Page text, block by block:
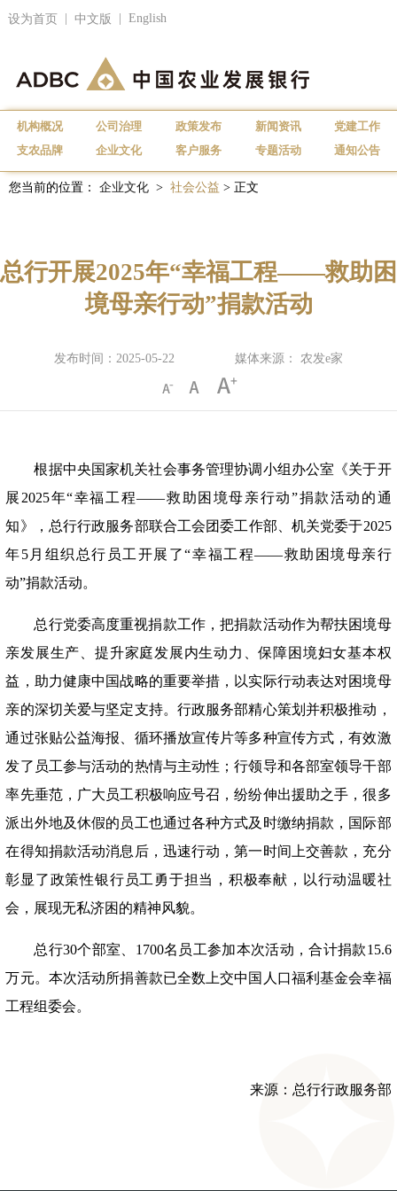
设为首页 中文版 English
机构概况 公司治理 政策发布 新闻资讯
党建工作
支农品牌
企业文化 客户服务 专题活动 通知公告
您当前的位置： 企业文化 > 社会公益 > 正文
总行开展2025年“幸福工程——救助困
境母亲行动”捐款活动
发布时间：2025-05-22 媒体来源： 农发e家
根据中央国家机关社会事务管理协调小组办公室《关于开
展2025年“幸福工程——救助困境母亲行动”捐款活动的通
知》，总行行政服务部联合工会团委工作部、机关党委于2025
年5月组织总行员工开展了“幸福工程——救助困境母亲行
动”捐款活动。
总行党委高度重视捐款工作，把捐款活动作为帮扶困境母
亲发展生产、提升家庭发展内生动力、保障困境妇女基本权
益，助力健康中国战略的重要举措，以实际行动表达对困境母
亲的深切关爱与坚定支持。行政服务部精心策划并积极推动，
通过张贴公益海报、循环播放宣传片等多种宣传方式，有效激
发了员工参与活动的热情与主动性；行领导和各部室领导干部
率先垂范，广大员工积极响应号召，纷纷伸出援助之手，很多
派出外地及休假的员工也通过各种方式及时缴纳捐款，国际部
在得知捐款活动消息后，迅速行动，第一时间上交善款，充分
彰显了政策性银行员工勇于担当，积极奉献，以行动温暖社
会，展现无私济困的精神风貌。
总行30个部室、1700名员工参加本次活动，合计捐款15.6
万元。本次活动所捐善款已全数上交中国人口福利基金会幸福
工程组委会。
来源：总行行政服务部